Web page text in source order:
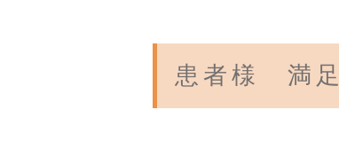
患者様 満